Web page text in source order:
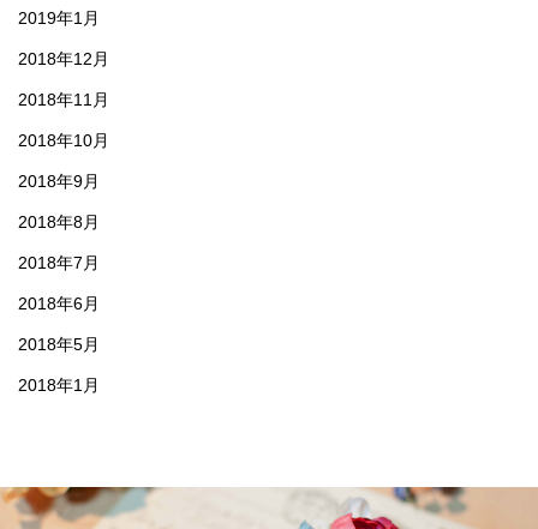
2019年1月
2018年12月
2018年11月
2018年10月
2018年9月
2018年8月
2018年7月
2018年6月
2018年5月
2018年1月